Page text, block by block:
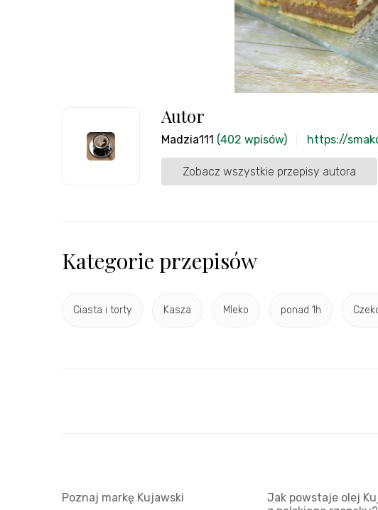
Autor
Madzia111 (402 wpisów) https://
Zobacz wszystkie przepisy autora
Kategorie przepisów
Ciasta i torty Kasza Mleko ponad 1h
Poznaj markę Kujawski
Jak powstaje olej